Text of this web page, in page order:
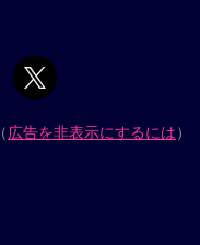
（広告を非表示にするには）